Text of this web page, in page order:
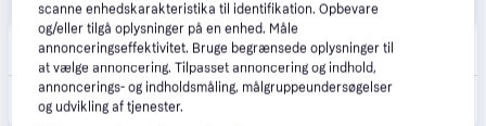
Coolshop 4.9
39 kr. fragt,1 dag
225 kr.
scanne enhedskarakteristika til identifikation. Opbevare
og/eller tilgå oplysninger på en enhed. Måle
annonceringseffektivitet. Bruge begrænsede oplysninger til
at vælge annoncering. Tilpasset annoncering og indhold,
annoncerings- og indholdsmåling, målgruppeundersøgelser
og udvikling af tjenester.